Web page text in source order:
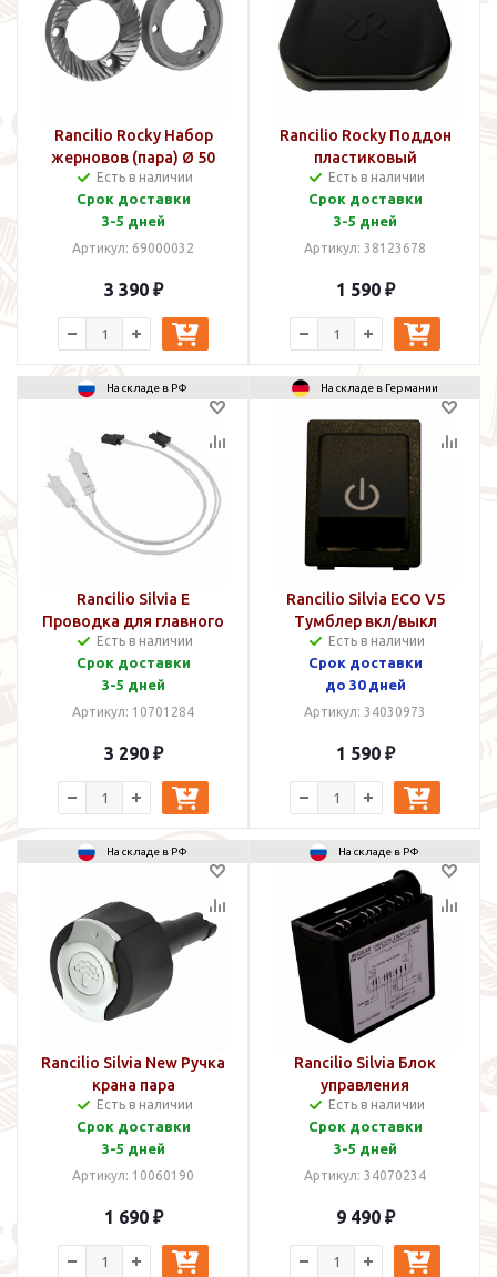
Rancilio Rocky Набор
жерновов (пара) Ø 50
мм
Есть в наличии
Срок доставки
3-5 дней
Артикул: 69000032
3 390 ₽
Rancilio Rocky Поддон
пластиковый
Есть в наличии
Срок доставки
3-5 дней
Артикул: 38123678
1 590 ₽
На складе в РФ
Rancilio Silvia E
Проводка для главного
выключателя и
освещения
Есть в наличии
Срок доставки
3-5 дней
Артикул: 10701284
3 290 ₽
На складе в Германии
Rancilio Silvia ECO V5
Тумблер вкл/выкл
Есть в наличии
Срок доставки
до 30 дней
Артикул: 34030973
1 590 ₽
На складе в РФ
Rancilio Silvia New Ручка
крана пара
Есть в наличии
Срок доставки
3-5 дней
Артикул: 10060190
1 690 ₽
На складе в РФ
Rancilio Silvia Блок
управления
Есть в наличии
Срок доставки
3-5 дней
Артикул: 34070234
9 490 ₽